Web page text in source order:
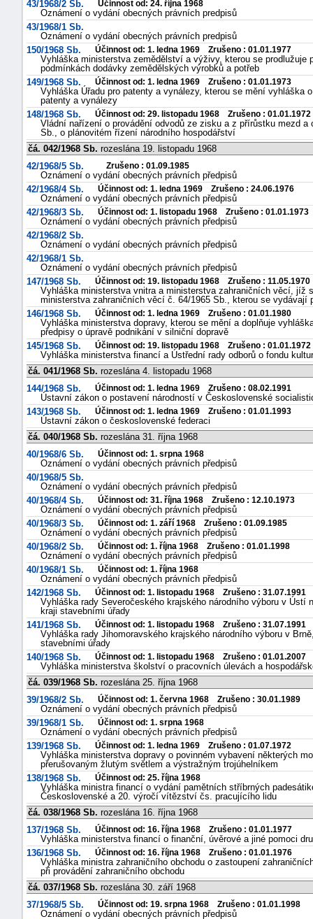
43/1968/2 Sb. Účinnost od: 24. října 1968
Oznámení o vydání obecných právních predpisů
43/1968/1 Sb.
Oznámení o vydání obecných právních predpisů
150/1968 Sb.
Účinnost od: 1. ledna 1969 Zrušeno : 01.01.1977
Vyhláška ministerstva zemědělství a výživy, kterou se
podmínkách dodávky zemědělských výrobků a potřeb
149/1968 Sb.
Účinnost od: 1. ledna 1969 Zrušeno : 01.01.1973
Vyhláška Úřadu pro patenty a vynálezy, kterou se mění vyhláška
patenty a vynálezy
148/1968 Sb.
Účinnost od: 29. listopadu 1968 Zrušeno : 01.01.1972
Vládní nařízení o provádění odvodů ze zisku a z přírůstku mezd
Sb., o plánovitém řízení národního hospodářství
čá. 042/1968 Sb. rozeslána 19. listopadu 1968
42/1968/5 Sb.
Zrušeno : 01.09.1985
Oznámení o vydání obecných právních předpisů
42/1968/4 Sb.
Účinnost od: 1. ledna 1969 Zrušeno : 24.06.1976
Oznámení o vydání obecných právních předpisů
42/1968/3 Sb.
Účinnost od: 1. listopadu 1968 Zrušeno : 01.01.1973
Oznámení o vydání obecných právních předpisů
42/1968/2 Sb.
Oznámení o vydání obecných právních předpisů
42/1968/1 Sb.
Oznámení o vydání obecných právních předpisů
147/1968 Sb.
Účinnost od: 19. listopadu 1968 Zrušeno : 11.05.1970
Vyhláška ministerstva vnitra a ministerstva zahraničních věcí, jíž
ministerstva zahraničních věcí č. 64/1965 Sb., kterou se
146/1968 Sb.
Účinnost od: 1. ledna 1969 Zrušeno : 01.01.1980
Vyhláška ministerstva dopravy, kterou se mění a doplňuje
předpisy o úpravě podnikání v silniční dopravě
145/1968 Sb.
Účinnost od: 19. listopadu 1968 Zrušeno : 01.01.1972
Vyhláška ministerstva financí a Ústřední rady odborů o fondu
čá. 041/1968 Sb. rozeslána 4. listopadu 1968
144/1968 Sb.
Účinnost od: 1. ledna 1969 Zrušeno : 08.02.1991
Ústavní zákon o postavení národností v Československé
143/1968 Sb.
Účinnost od: 1. ledna 1969 Zrušeno : 01.01.1993
Ústavní zákon o československé federaci
čá. 040/1968 Sb. rozeslána 31. října 1968
40/1968/6 Sb.
Účinnost od: 1. srpna 1968
Oznámení o vydání obecných právních předpisů
40/1968/5 Sb.
Oznámení o vydání obecných právních předpisů
40/1968/4 Sb.
Účinnost od: 31. října 1968 Zrušeno : 12.10.1973
Oznámení o vydání obecných právních předpisů
40/1968/3 Sb.
Účinnost od: 1. září 1968 Zrušeno : 01.09.1985
Oznámení o vydání obecných právních předpisů
40/1968/2 Sb.
Účinnost od: 1. října 1968 Zrušeno : 01.01.1998
Oznámení o vydání obecných právních předpisů
40/1968/1 Sb.
Účinnost od: 1. října 1968
Oznámení o vydání obecných právních předpisů
142/1968 Sb.
Účinnost od: 1. listopadu 1968 Zrušeno : 31.07.1991
Vyhláška rady Severočeského krajského národního výboru v
kraji stavebními úřady
141/1968 Sb.
Účinnost od: 1. listopadu 1968 Zrušeno : 31.07.1991
Vyhláška rady Jihomoravského krajského národního výboru v
stavebními úřady
140/1968 Sb.
Účinnost od: 1. listopadu 1968 Zrušeno : 01.01.2007
Vyhláška ministerstva školství o pracovních úlevách a
čá. 039/1968 Sb. rozeslána 25. října 1968
39/1968/2 Sb.
Účinnost od: 1. června 1968 Zrušeno : 30.01.1989
Oznámení o vydání obecných právních předpisů
39/1968/1 Sb.
Účinnost od: 1. srpna 1968
Oznámení o vydání obecných právních předpisů
139/1968 Sb.
Účinnost od: 1. ledna 1969 Zrušeno : 01.07.1972
Vyhláška ministerstva dopravy o povinném vybavení některých
přerušovaným žlutým světlem a výstražným trojúhelníkem
138/1968 Sb.
Účinnost od: 25. října 1968
Vyhláška ministra financí o vydání pamětních stříbrných
Československé a 20. výročí vítězství čs. pracujícího lidu
čá. 038/1968 Sb. rozeslána 16. října 1968
137/1968 Sb.
Účinnost od: 16. října 1968 Zrušeno : 01.01.1977
Vyhláška ministerstva financí o finanční, úvěrové a jiné pomoci
136/1968 Sb.
Účinnost od: 16. října 1968 Zrušeno : 01.01.1976
Vyhláška ministra zahraničního obchodu o zastoupení
při provádění zahraničního obchodu
čá. 037/1968 Sb. rozeslána 30. září 1968
37/1968/5 Sb.
Účinnost od: 19. srpna 1968 Zrušeno : 01.01.1998
Oznámení o vydání obecných právních předpisů